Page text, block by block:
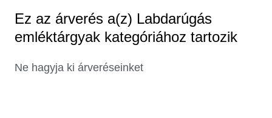
Ez az árverés a(z) Labdarúgás
emléktárgyak kategóriához tartozik
Ne hagyja ki árveréseinket